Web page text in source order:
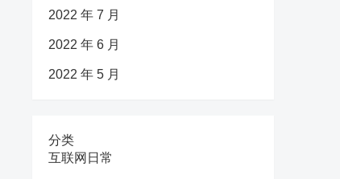
2022 年 7 月
2022 年 6 月
2022 年 5 月
分类
互联网日常